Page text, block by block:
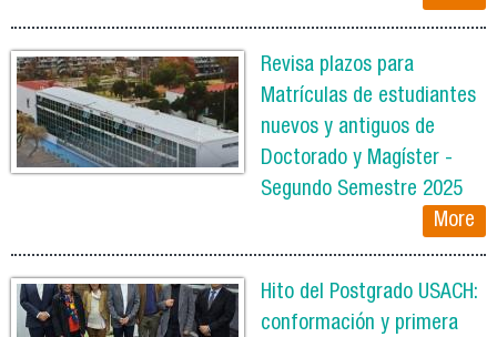
Revisa plazos para
Matrículas de estudiantes
nuevos y antiguos de
Doctorado y Magíster -
Segundo Semestre 2025
More
Hito del Postgrado USACH:
conformación y primera